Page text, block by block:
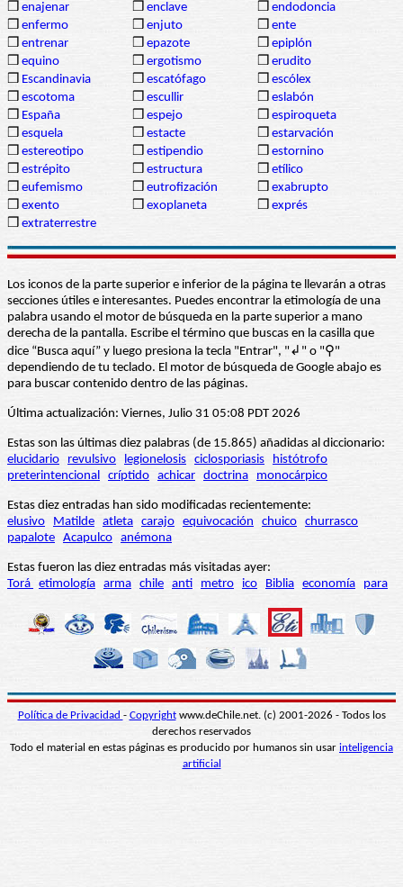
❒ enajenar ❒ enclave ❒ endodoncia
❒ enfermo ❒ enjuto ❒ ente
❒ entrenar ❒ epazote ❒ epiplón
❒ equino ❒ ergotismo ❒ erudito
❒ Escandinavia ❒ escatófago ❒ escólex
❒ escotoma ❒ escullir ❒ eslabón
❒ España ❒ espejo ❒ espiroqueta
❒ esquela ❒ estacte ❒ estarvación
❒ estereotipo ❒ estipendio ❒ estornino
❒ estrépito ❒ estructura ❒ etílico
❒ eufemismo ❒ eutrofización ❒ exabrupto
❒ exento ❒ exoplaneta ❒ exprés
❒ extraterrestre
Los iconos de la parte superior e inferior de la página te llevarán a otras
secciones útiles e interesantes. Puedes encontrar la etimología de una
palabra usando el motor de búsqueda en la parte superior a mano
derecha de la pantalla. Escribe el término que buscas en la casilla que
dice “Busca aquí” y luego presiona la tecla "Entrar", "↲" o "⚲"
dependiendo de tu teclado. El motor de búsqueda de Google abajo es
para buscar contenido dentro de las páginas.
Última actualización: Viernes, Julio 31 05:08 PDT 2026
Estas son las últimas diez palabras (de 15.865) añadidas al diccionario:
elucidario
revulsivo legionelosis ciclosporiasis
histótrofo
preterintencional críptido achicar doctrina monocárpico
Estas diez entradas han sido modificadas recientemente:
elusivo
Matilde atleta carajo equivocación chuico churrasco
papalote Acapulco anémona
Estas fueron las diez entradas más visitadas ayer:
Torá etimología arma chile anti metro ico Biblia economía para
Política de Privacidad - Copyrightwww.deChile.net. (c) 2001-2026 - Todos los
derechos reservados
Todo el material en estas páginas es producido por humanos sin usar inteligencia
artificial